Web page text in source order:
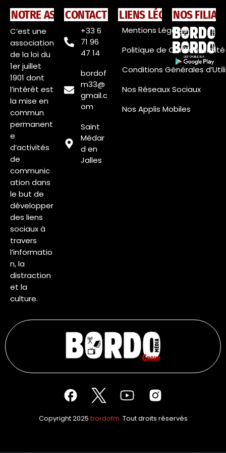
NOTRE ASSOCIATION
C’est une
association
de la loi du
1er juillet
1901 dont
l’intérêt est
la mise en
commun
permanent
e
d’activités
de
communic
ation dans
le but de
développer
des liens
sociaux à
travers
l’informatio
n, la
distraction
et la
culture.
CONTACT
+33 6
71 96
47 14
bordof
m33@
gmail.c
om
Saint
Médar
d en
Jalles
LIENS LÉGAUX
Mentions Légales
Politique de Confidentialité
Conditions Générales
Nos Réseaux Sociaux
Nos Applis Mobiles
NOS
Copyright 2025 bordofm. Tout droits réservés